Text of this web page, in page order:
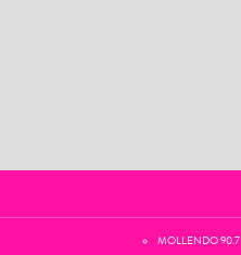
MOLLENDO 90.7